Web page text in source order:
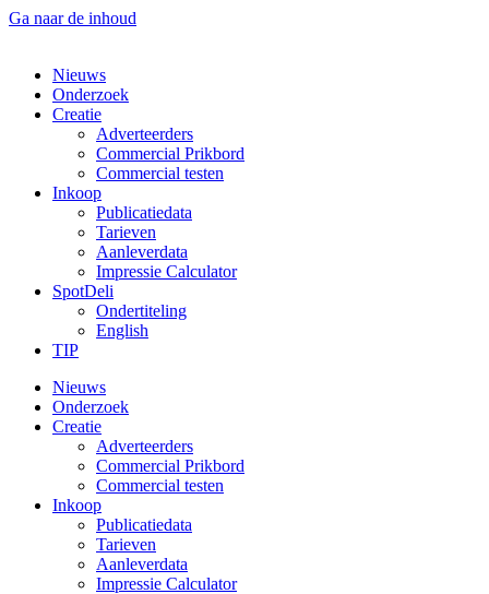
Ga naar de inhoud
Nieuws
Onderzoek
Creatie
Adverteerders
Commercial Prikbord
Commercial testen
Inkoop
Publicatiedata
Tarieven
Aanleverdata
Impressie Calculator
SpotDeli
Ondertiteling
English
TIP
Nieuws
Onderzoek
Creatie
Adverteerders
Commercial Prikbord
Commercial testen
Inkoop
Publicatiedata
Tarieven
Aanleverdata
Impressie Calculator